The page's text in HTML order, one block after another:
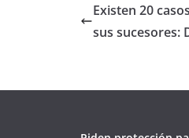
Existen 20
sus sucesores: